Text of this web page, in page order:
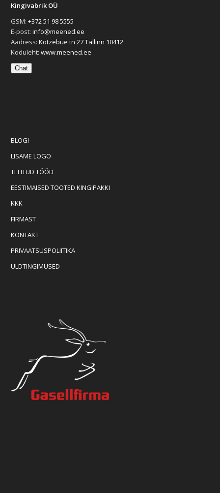
Kingivabrik OÜ
GSM:+372 51 98 5555
E-post:info@meened.ee
Aadress:Kotzebue tn 27 Tallinn 10412
Koduleht:www.meened.ee
Chat
BLOGI
LISAME LOGO
TEHTUD TÖÖD
EESTIMAISED TOOTED KINGIPAKKI
KKK
FIRMAST
KONTAKT
PRIVAATSUSPOLIITIKA
ÜLDTINGIMUSED